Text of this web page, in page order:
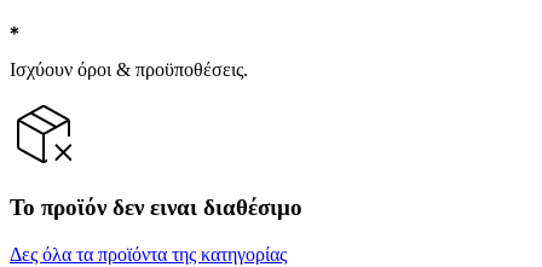
Ισχύουν όροι & προϋποθέσεις.
Το προϊόν δεν ειναι διαθέσιμο
Δες όλα τα προϊόντα της κατηγορίας